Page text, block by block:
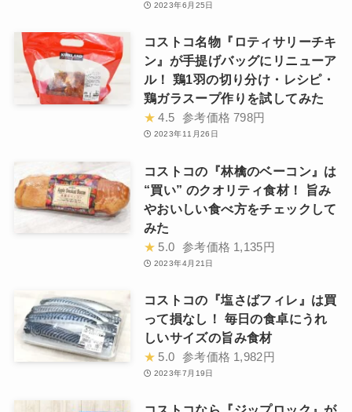
2023年6月25日
コストコ名物『ロティサリーチキ
ン』が手提げバッグにリニューア
ル！ 鶏1羽の切り分け・レシピ・
鶏ガラスープ作りを試してみた
★ 4.5 参考価格 798円
2023年11月26日
コストコの『林檎のベーコン』は
“買い” のクオリティ食材！ 旨み
やおいしい食べ方をチェックして
みた
★ 5.0 参考価格 1,135円
2023年4月21日
コストコの『塩さばフィレ』は買
って損なし！ 毎日の食卓にうれ
しいサイズの旨み食材
★ 5.0 参考価格 1,982円
2023年7月19日